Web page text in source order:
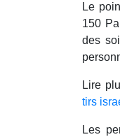
Le
150
des
Lire
tirs
Les